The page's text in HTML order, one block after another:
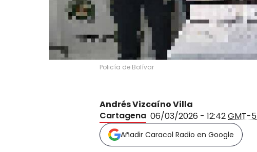
Policía de Bolívar
Andrés Vizcaíno Villa
Cartagena 06/03/2026 - 12:42GMT-5
Añadir Caracol Radio en Google